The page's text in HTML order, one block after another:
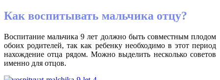
Как воспитывать мальчика отцу?
Воспитание мальчика 9 лет должно быть совместным плодом
обоих родителей, так как ребенку необходимо в этот период
нахождение отца рядом. Можно выделить несколько советов
именно для отцов.